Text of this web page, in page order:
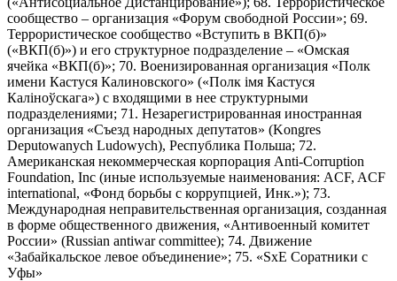
сообщество – организация «Форум свободной России»; 69.
Террористическое сообщество «Вступить в ВКП(б)»
(«ВКП(б)») и его структурное подразделение – «Омская
ячейка «ВКП(б)»; 70. Военизированная организация «Полк
имени Кастуся Калиновского» («Полк iмя Кастуся
Калiноўскага») с входящими в нее структурными
подразделениями; 71. Незарегистрированная иностранная
организация «Съезд народных депутатов» (Kongres
Deputowanych Ludowych), Республика Польша; 72.
Американская некоммерческая корпорация Anti-Corruption
Foundation, Inc (иные используемые наименования: ACF, ACF
international, «Фонд борьбы с коррупцией, Инк.»); 73.
Международная неправительственная организация, созданная
в форме общественного движения, «Антивоенный комитет
России» (Russian antiwar committee); 74. Движение
«Забайкальское левое объединение»; 75. «SxE Соратники с
Уфы»